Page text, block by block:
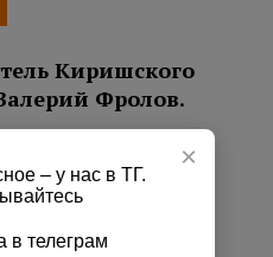
Киришского
Фролов.
×
– у нас в ТГ.